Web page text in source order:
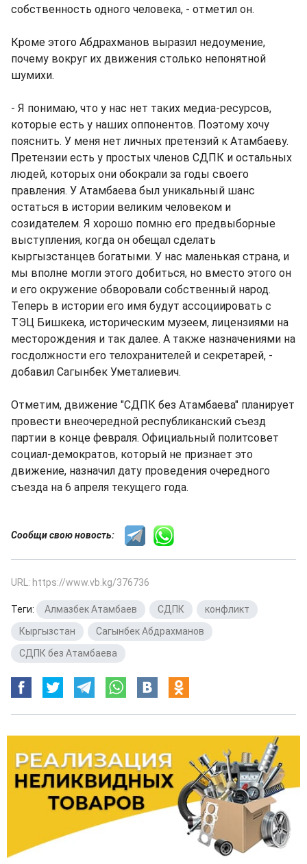
собственность одного человека, - отметил он.
Кроме этого Абдрахманов выразил недоумение,
почему вокруг их движения столько непонятной
шумихи.
- Я понимаю, что у нас нет таких медиа-ресурсов,
которые есть у наших оппонентов. Поэтому хочу
пояснить. У меня нет личных претензий к Атамбаеву.
Претензии есть у простых членов СДПК и остальных
людей, которых они обокрали за годы своего
правления. У Атамбаева был уникальный шанс
остаться в истории великим человеком и
созидателем. Я хорошо помню его предвыборные
выступления, когда он обещал сделать
кыргызстанцев богатыми. У нас маленькая страна, и
мы вполне могли этого добиться, но вместо этого он
и его окружение обворовали собственный народ.
Теперь в истории его имя будут ассоциировать с
ТЭЦ Бишкека, историческим музеем, лицензиями на
месторождения и так далее. А также назначениями на
госдолжности его телохранителей и секретарей, -
добавил Сагынбек Уметалиевич.
Отметим, движение "СДПК без Атамбаева" планирует
провести внеочередной республиканский съезд
партии в конце февраля. Официальный политсовет
социал-демократов, который не признает это
движение, назначил дату проведения очередного
съезда на 6 апреля текущего года.
Сообщи свою новость:
URL: https://www.vb.kg/376736
Теги: Алмазбек Атамбаев СДПК конфликт
Кыргызстан
Сагынбек Абдрахманов
СДПК без Атамбаева